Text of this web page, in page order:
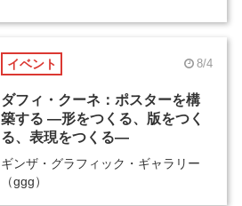
イベント 8/4
ダフィ・クーネ：ポスターを構
築する ―形をつくる、版をつく
る、表現をつくる―
ギンザ・グラフィック・ギャラリー
（ggg）